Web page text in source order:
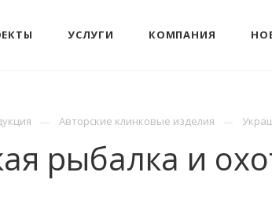
УСЛУГИ КОМПАНИЯ
Авторские клинковые изделия
рыбалка и